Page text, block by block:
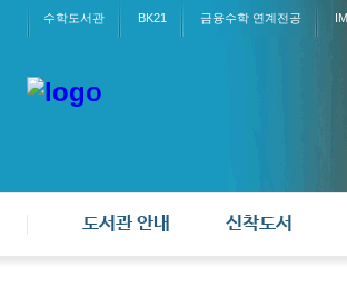
수학도서관 BK21 금융수학 연계전공
도서관 안내 신착도서